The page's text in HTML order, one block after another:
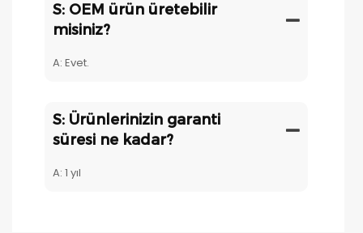
S: OEM ürün üretebilir
misiniz?
A: Evet.
S: Ürünlerinizin garanti
süresi ne kadar?
A: 1 yıl